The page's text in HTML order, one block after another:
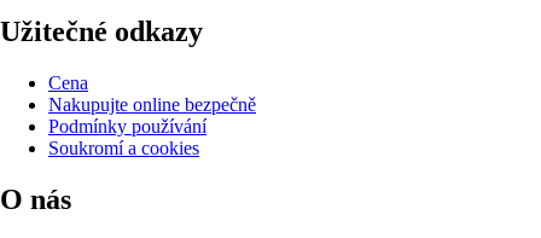
Užitečné odkazy
Cena
Nakupujte online bezpečně
Podmínky používání
Soukromí a cookies
O nás